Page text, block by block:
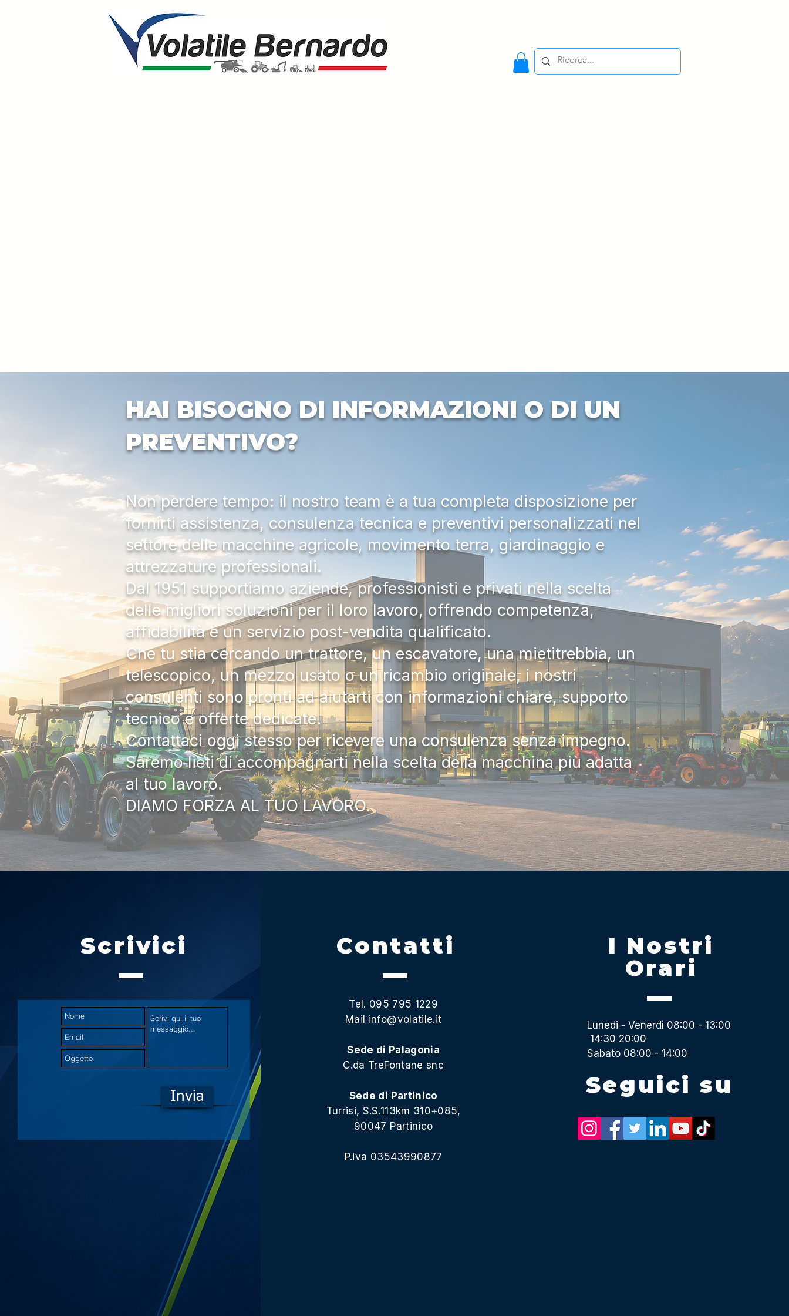
HAI BISOGNO DI INFORMAZIONI O DI UN
PREVENTIVO?
Non perdere tempo: il nostro team è a tua completa disposizione per
fornirti assistenza, consulenza tecnica e preventivi personalizzati nel
settore delle macchine agricole, movimento terra, giardinaggio e
attrezzature professionali.
Dal 1951 supportiamo aziende, professionisti e privati nella scelta
delle migliori soluzioni per il loro lavoro, offrendo competenza,
affidabilità e un servizio post-vendita qualificato.
Che tu stia cercando un trattore, un escavatore, una mietitrebbia, un
telescopico, un mezzo usato o un ricambio originale, i nostri
consulenti sono pronti ad aiutarti con informazioni chiare, supporto
tecnico e offerte dedicate.
Contattaci oggi stesso per ricevere una consulenza senza impegno.
Saremo lieti di accompagnarti nella scelta della macchina più adatta
al tuo lavoro.
DIAMO FORZA AL TUO LAVORO.
Scrivici
Invia
Contatti
Tel. 095 795 1229
Mail info@volatile.it
Sede di Palagonia
C.da TreFontane snc
Sede di Partinico
Turrisi, S.S.113km 310+085,
90047 Partinico
P.iva 03543990877
I Nostri
Orari
Lunedi - Venerdì 08:00 - 13:00
14:30 20:00
Sabato 08:00 - 14:00
Seguici su